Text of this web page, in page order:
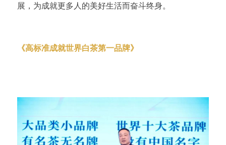
展，为成就更多人的美好生活而奋斗终身。
《高标准成就世界白茶第一品牌》